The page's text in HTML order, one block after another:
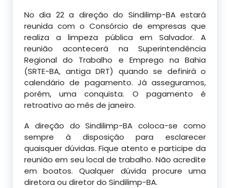
No dia 22 a direção do Sindilimp-BA estará
reunida com o Consórcio de empresas que
realiza a limpeza pública em Salvador. A
reunião acontecerá na Superintendência
Regional do Trabalho e Emprego na Bahia
(SRTE-BA, antiga DRT) quando se definirá o
calendário de pagamento. Já asseguramos,
porém, uma conquista. O pagamento é
retroativo ao mês de janeiro.
A direção do Sindilimp-BA coloca-se como
sempre à disposição para esclarecer
quaisquer dúvidas. Fique atento e participe da
reunião em seu local de trabalho. Não acredite
em boatos. Qualquer dúvida procure uma
diretora ou diretor do Sindilimp-BA.